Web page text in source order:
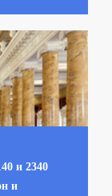
и 2340
и